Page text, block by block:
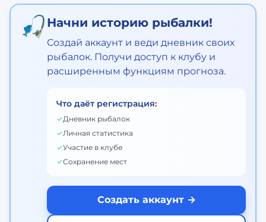
🎣 Начни историю рыбалки!
Создай аккаунт и веди дневник своих
рыбалок. Получи доступ к клубу и
расширенным функциям прогноза.
Что даёт регистрация:
✓Дневник рыбалок
✓Личная статистика
✓Участие в клубе
✓Сохранение мест
Создать аккаунт →